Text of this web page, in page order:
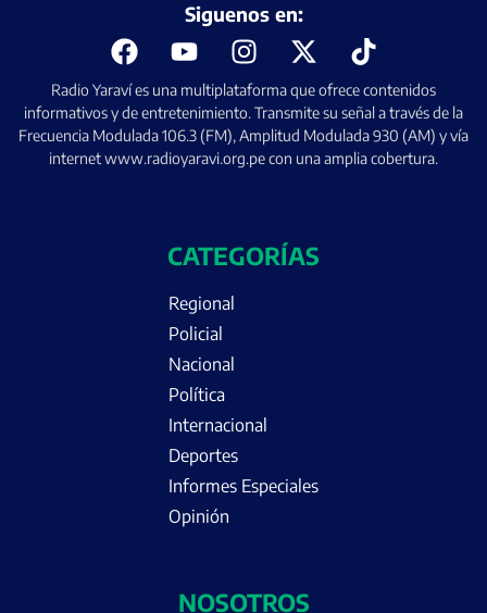
Radio Yaraví es una multiplataforma que ofrece contenidos
informativos y de entretenimiento. Transmite su señal a través de la
Frecuencia Modulada 106.3 (FM), Amplitud Modulada 930 (AM) y vía
internet www.radioyaravi.org.pe con una amplia cobertura.
Siguenos en:
CATEGORÍAS
Regional
Policial
Nacional
Política
Internacional
Deportes
Informes Especiales
Opinión
NOSOTROS